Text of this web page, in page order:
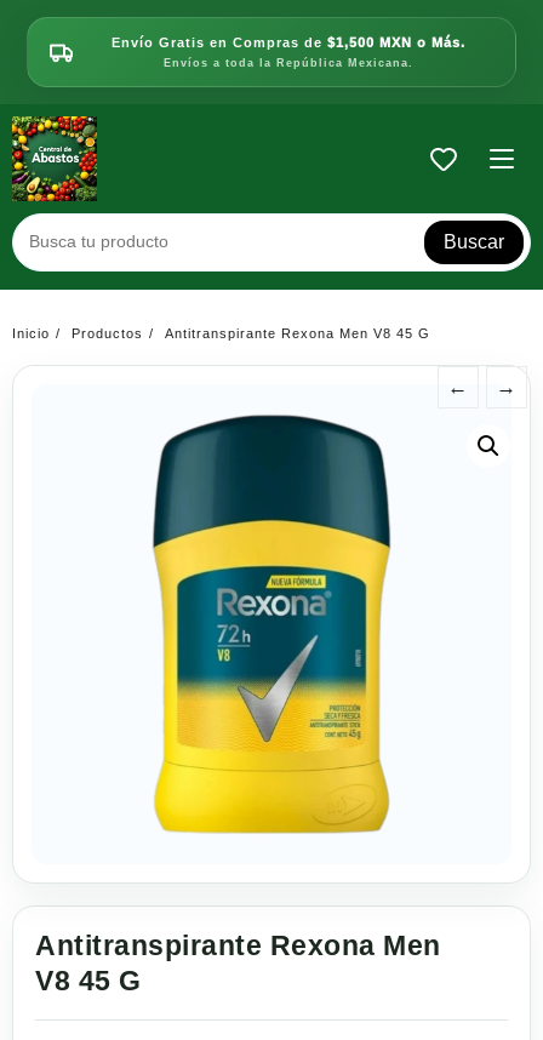
contenido
Envío Gratis en Compras de $1,500 MXN o Más.
Envíos a toda la República Mexicana.
Buscar
Inicio Productos Antitranspirante Rexona Men V8 45 G
← →
Antitranspirante Rexona Men
V8 45 G